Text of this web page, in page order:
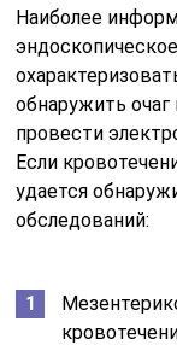
Наиболее
обнаружить
провести
Если
удается
обследований: